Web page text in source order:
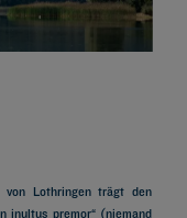
Lothringen trägt den
inultus premor“ (niemand